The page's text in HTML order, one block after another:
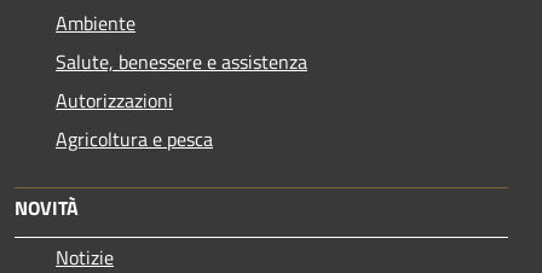
Ambiente
Salute, benessere e assistenza
Autorizzazioni
Agricoltura e pesca
NOVITÀ
Notizie